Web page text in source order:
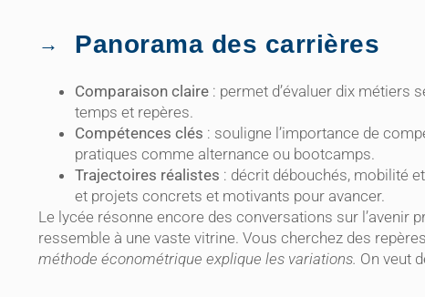
Panorama des carrières
Comparaison claire : permet d’évaluer dix métiers
temps et repères.
Compétences clés : souligne l’importance de
pratiques comme alternance ou bootcamps.
Trajectoires réalistes : décrit débouchés, mobilité
et projets concrets et motivants pour avancer.
Le lycée résonne encore des conversations sur l’avenir
ressemble à une vaste vitrine. Vous cherchez des
méthode économétrique explique les variations. On veut